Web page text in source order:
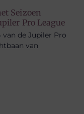
Seizoen
Pro League
van de Jupiler Pro
van